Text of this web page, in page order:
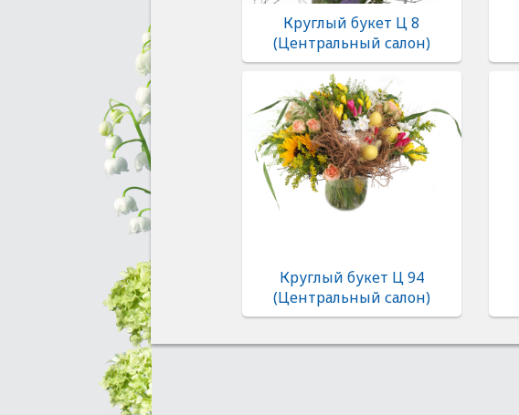
Круглый букет Ц 8
(Центральный салон)
Круглый букет Ц 94
(Центральный салон)